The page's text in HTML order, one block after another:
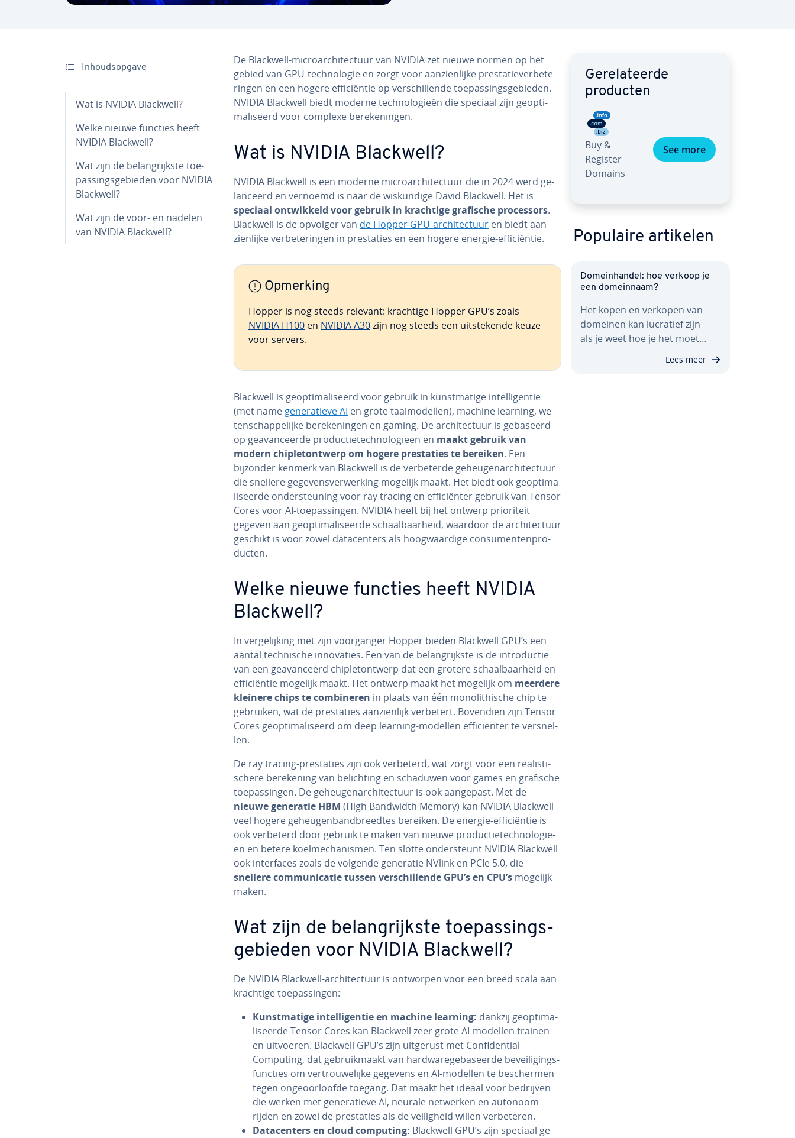
In­houds­op­ga­ve
Wat is NVIDIA Blackwell?
Welke nieuwe functies heeft
NVIDIA Blackwell?
Wat zijn de be­lang­rijk­ste toe­
pas­sings­ge­bie­den voor NVIDIA
Blackwell?
Wat zijn de voor- en nadelen
van NVIDIA Blackwell?
De Blackwell-mi­cro­ar­chi­tec­tuur van NVIDIA zet nieuwe normen op het
gebied van GPU-tech­no­lo­gie en zorgt voor aan­zien­lij­ke pres­ta­tie­ver­be­te­
rin­gen en een hogere ef­fi­ci­ën­tie op ver­schil­len­de toe­pas­sings­ge­bie­den.
NVIDIA Blackwell biedt moderne tech­no­lo­gie­ën die speciaal zijn ge­op­ti­
ma­li­seerd voor complexe be­re­ke­nin­gen.
Wat is NVIDIA Blackwell?
NVIDIA Blackwell is een moderne mi­cro­ar­chi­tec­tuur die in 2024 werd ge­
lan­ceerd en vernoemd is naar de wis­kun­di­ge David Blackwell. Het is
speciaal ont­wik­keld voor gebruik in krachtige grafische pro­ces­sors.
Blackwell is de opvolger van de Hopper GPU-ar­chi­tec­tuur en biedt aan­
zien­lij­ke ver­be­te­rin­gen in pres­ta­ties en een hogere energie-ef­fi­ci­ën­tie.
Opmerking
Hopper is nog steeds relevant: krachtige Hopper GPU’s zoals
NVIDIA H100 en NVIDIA A30zijn nog steeds een uit­ste­ken­de keuze
voor servers.
Blackwell is ge­op­ti­ma­li­seerd voor gebruik in kunst­ma­ti­ge in­tel­li­gen­tie
(met name ge­ne­ra­tie­ve AI en grote taal­mo­del­len), machine learning, we­
ten­schap­pe­lij­ke be­re­ke­nin­gen en gaming. De ar­chi­tec­tuur is gebaseerd
op ge­a­van­ceer­de pro­duc­tie­tech­no­lo­gie­ën en maakt gebruik van
modern chip­le­t­ont­werp om hogere pres­ta­ties te bereiken. Een
bijzonder kenmerk van Blackwell is de ver­be­ter­de ge­heu­ge­nar­chi­tec­tuur
die snellere ge­ge­vens­ver­wer­king mogelijk maakt. Het biedt ook ge­op­ti­ma­
li­seer­de on­der­steu­ning voor ray tracing en ef­fi­ci­ën­ter gebruik van Tensor
Cores voor AI-toe­pas­sin­gen. NVIDIA heeft bij het ontwerp pri­o­ri­teit
gegeven aan ge­op­ti­ma­li­seer­de schaal­baar­heid, waardoor de ar­chi­tec­tuur
geschikt is voor zowel da­ta­cen­ters als hoog­waar­di­ge con­su­men­ten­pro­
duc­ten.
Welke nieuwe functies heeft NVIDIA
Blackwell?
In ver­ge­lij­king met zijn voor­gan­ger Hopper bieden Blackwell GPU’s een
aantal tech­ni­sche in­no­va­ties. Een van de be­lang­rijk­ste is de in­tro­duc­tie
van een ge­a­van­ceerd chip­le­t­ont­werp dat een grotere schaal­baar­heid en
ef­fi­ci­ën­tie mogelijk maakt. Het ontwerp maakt het mogelijk om meerdere
kleinere chips te com­bi­ne­ren in plaats van één mo­no­li­thi­sche chip te
gebruiken, wat de pres­ta­ties aan­zien­lijk verbetert. Bovendien zijn Tensor
Cores ge­op­ti­ma­li­seerd om deep learning-modellen ef­fi­ci­ën­ter te ver­snel­
len.
De ray tracing-pres­ta­ties zijn ook verbeterd, wat zorgt voor een re­a­lis­ti­
sche­re be­re­ke­ning van be­lich­ting en schaduwen voor games en grafische
toe­pas­sin­gen. De ge­heu­ge­nar­chi­tec­tuur is ook aangepast. Met de
nieuwe generatie HBM (High Bandwidth Memory) kan NVIDIA Blackwell
veel hogere ge­heu­gen­band­breed­tes bereiken. De energie-ef­fi­ci­ën­tie is
ook verbeterd door gebruik te maken van nieuwe pro­duc­tie­tech­no­lo­gie­
ën en betere koel­me­cha­nis­men. Ten slotte on­der­steunt NVIDIA Blackwell
ook in­ter­fa­ces zoals de volgende generatie NVlink en PCIe 5.0, die
snellere com­mu­ni­ca­tie tussen ver­schil­len­de GPU’s en CPU’s mogelijk
maken.
Wat zijn de be­lang­rijk­ste toe­pas­sings­
ge­bie­den voor NVIDIA Blackwell?
De NVIDIA Blackwell-ar­chi­tec­tuur is ontworpen voor een breed scala aan
krachtige toe­pas­sin­gen:
Kunst­ma­ti­ge in­tel­li­gen­tie en machine learning: dankzij ge­op­ti­ma­
li­seer­de Tensor Cores kan Blackwell zeer grote AI-modellen trainen
en uitvoeren. Blackwell GPU’s zijn uitgerust met Con­fi­den­ti­al
Computing, dat ge­bruik­maakt van hard­wa­re­ge­ba­seer­de be­vei­li­gings­
func­ties om ver­trou­we­lij­ke gegevens en AI-modellen te be­scher­men
tegen on­ge­oor­loof­de toegang. Dat maakt het ideaal voor bedrijven
die werken met ge­ne­ra­tie­ve AI, neurale netwerken en autonoom
rijden en zowel de pres­ta­ties als de vei­lig­heid willen ver­be­te­ren.
Da­ta­cen­ters en cloud computing: Blackwell GPU’s zijn speciaal ge­
Ge­re­la­teer­de
producten
Buy &
Register
Domains
See more
Populaire artikelen
Do­mein­han­del: hoe verkoop je
een do­mein­naam?
Het kopen en verkopen van
domeinen kan lucratief zijn –
als je weet hoe je het moet…
Lees meer